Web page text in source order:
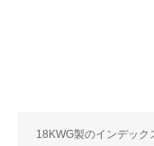
18KWG製のインデッ